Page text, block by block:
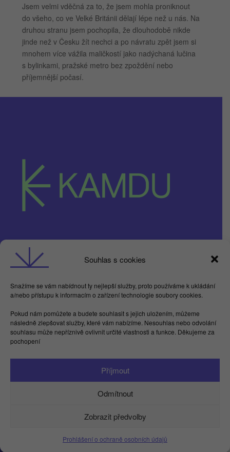
Souhlas s cookies
Snažíme se vám nabídnout ty nejlepší služby, proto používáme k ukládání
a/nebo přístupu k informacím o zařízení technologie soubory cookies.
Pokud nám pomůžete a budete souhlasit s jejich uložením, můžeme
následně zlepšovat služby, které vám nabízíme. Nesouhlas nebo odvolání
souhlasu může nepříznivě ovlivnit určité vlastnosti a funkce. Děkujeme za
pochopení
Příjmout
Odmítnout
Zobrazit předvolby
Prohlášení o ochraně osobních údajů
Jsem velmi vděčná za to, že jsem mohla proniknout
do všeho, co ve Velké Británii dělají lépe než u nás. Na
druhou stranu jsem pochopila, že dlouhodobě nikde
jinde než v Česku žít nechci a po návratu zpět jsem si
mnohem více vážila maličkostí jako nadýchaná lučina
s bylinkami, pražské metro bez zpoždění nebo
příjemnější počasí.
Obchodní podmínky
GDPR
Butterflies For Future, z.ú. Londýnská 254/7,
Vinohrady
Praha 2 120 00
IČ 17615755
Facebook
LinkedIn
Instagram
YouTube
Spotify
TikTok